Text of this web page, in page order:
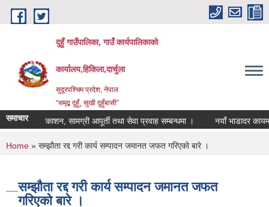
Skip to main content
दुहुँ गाउँपालिका, गाउँ कार्यपालिकाको
कार्यालय,हिकिला,दार्चुला
सुदूरपश्चिम प्रदेश, नेपाल
“समृद्ब दुहुँ¸ सुखी दुहुँबासी”
समाचार
सूचना प्रकाशन, सामग्री आपूर्ती तथा सेवा प्रवाह सम्बन्धमा । नयाँ भाडादर कायम
You are here
Home » सम्झौता रद्द गरी कार्य सम्पादन जमानत जफत गरिएको बारे ।
सम्झौता रद्द गरी कार्य सम्पादन जमानत जफत
गरिएको बारे ।